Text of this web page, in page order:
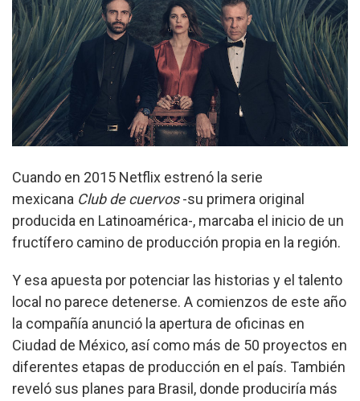
Cuando en 2015 Netflix estrenó la serie
mexicana Club de cuervos-su primera original
producida en Latinoamérica-, marcaba el inicio de un
fructífero camino de producción propia en la región.
Y esa apuesta por potenciar las historias y el talento
local no parece detenerse. A comienzos de este año
la compañía anunció la apertura de oficinas en
Ciudad de México, así como más de 50 proyectos en
diferentes etapas de producción en el país. También
reveló sus planes para Brasil, donde produciría más